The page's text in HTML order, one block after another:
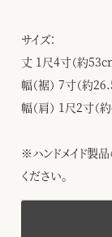
サイズ：
丈 1尺4寸（約
幅（裾） 7寸（約
幅（肩） 1尺2寸（
※ハンドメイド製
ください。